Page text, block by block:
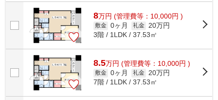
件です。通風良好で常に新鮮な空気を...
8万円 (管理費等：10,000円 )
敷金 0ヶ月 礼金 20万円
3階 / 1LDK / 37.53㎡
8.5万円 (管理費等：10,000円 )
敷金 0ヶ月 礼金 20万円
7階 / 1LDK / 37.53㎡